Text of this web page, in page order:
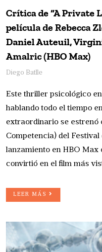
Crítica de “A Private
película de Rebecca
Daniel Auteuil,
Amalric (HBO Max)
Diego Batlle
Este thriller psicológico
hablando todo el tiempo
extraordinario se estrenó
Competencia) del
lanzamiento en HBO Max
convirtió en el film más
LEER MÁS